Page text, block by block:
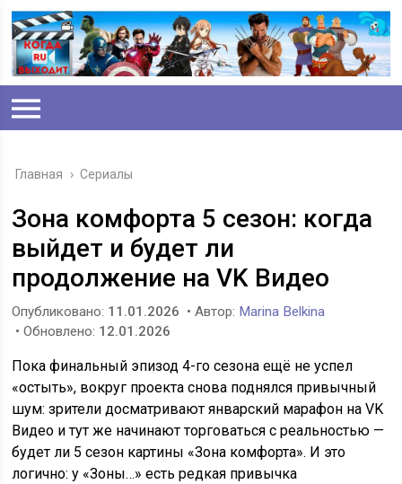
Главная › Сериалы
Зона комфорта 5 сезон: когда
выйдет и будет ли
продолжение на VK Видео
Опубликовано: 11.01.2026 • Автор: Marina Belkina
• Обновлено: 12.01.2026
Пока финальный эпизод 4-го сезона ещё не успел
«остыть», вокруг проекта снова поднялся привычный
шум: зрители досматривают январский марафон на VK
Видео и тут же начинают торговаться с реальностью —
будет ли 5 сезон картины «Зона комфорта». И это
логично: у «Зоны…» есть редкая привычка